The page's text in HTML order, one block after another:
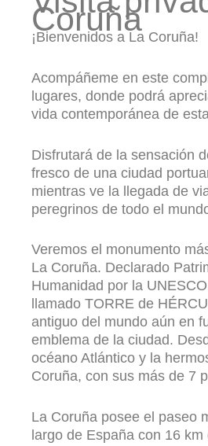
Coruña
¡Bienvenidos a La Coruña!
Acompáñeme en este
lugares, donde podrá
vida contemporánea de
Disfrutará de la sensación
fresco de una ciudad
mientras ve la llegada de
peregrinos de todo el
Veremos el monumento
La Coruña. Declarado
Humanidad por la
llamado TORRE de
antiguo del mundo aún en
emblema de la ciudad.
océano Atlántico y la
Coruña, con sus más de 7
La Coruña posee el paseo
largo de España con 16 km